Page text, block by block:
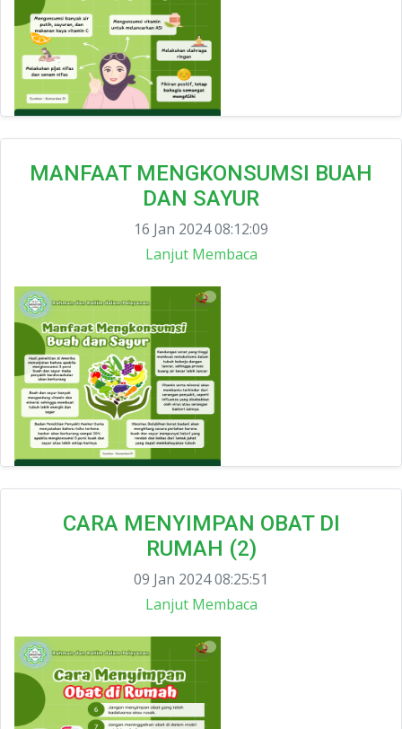
MANFAAT MENGKONSUMSI BUAH
DAN SAYUR
16 Jan 2024 08:12:09
Lanjut Membaca
CARA MENYIMPAN OBAT DI
RUMAH (2)
09 Jan 2024 08:25:51
Lanjut Membaca